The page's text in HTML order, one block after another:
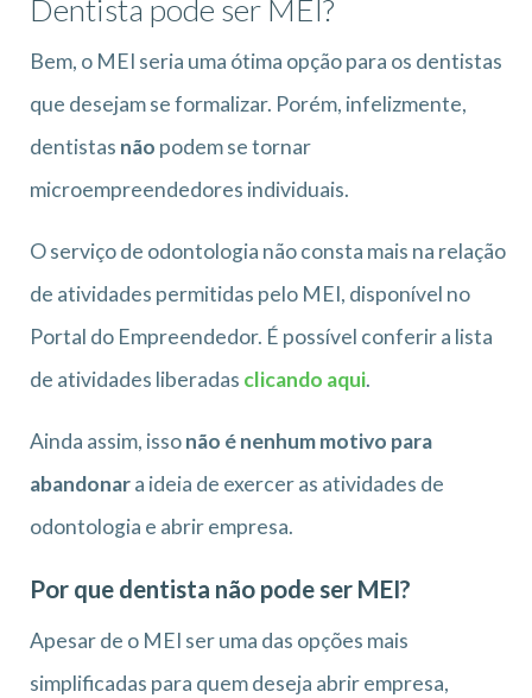
Dentista pode ser MEI?
Bem, o MEI seria uma ótima opção para os dentistas
que desejam se formalizar. Porém, infelizmente,
dentistas não podem se tornar
microempreendedores individuais.
O serviço de odontologia não consta mais na relação
de atividades permitidas pelo MEI, disponível no
Portal do Empreendedor. É possível conferir a lista
de atividades liberadas clicando aqui.
Ainda assim, issonão é nenhum motivo para
abandonara ideia de exercer as atividades de
odontologia e abrir empresa.
Por que dentista não pode ser MEI?
Apesar de o MEI ser uma das opções mais
simplificadas para quem deseja abrir empresa,